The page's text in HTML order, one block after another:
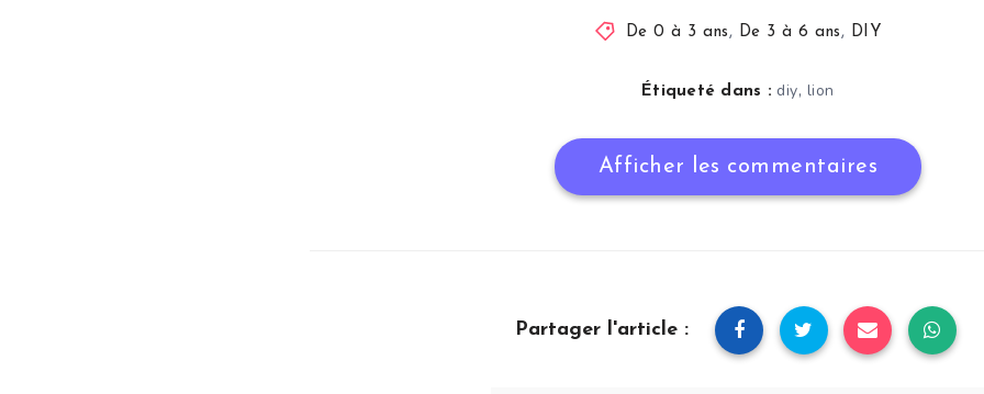
De 0 à 3 ans , De 3 à 6 ans , DIY
Étiqueté dans : diy, lion
Afficher les commentaires
Partager l'article :